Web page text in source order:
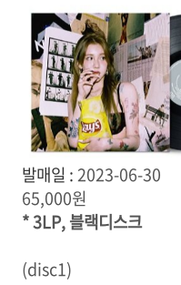
발매일 :2023-06-30
65,000원
* 3LP, 블랙디스크
(disc1)